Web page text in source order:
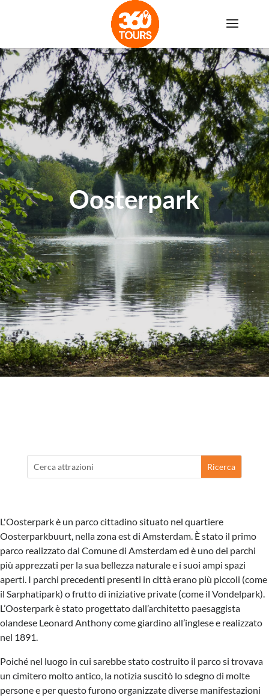
Oosterpark
L'Oosterpark è un parco cittadino situato nel quartiere
Oosterparkbuurt, nella zona est di Amsterdam. È stato il primo
parco realizzato dal Comune di Amsterdam ed è uno dei parchi
più apprezzati per la sua bellezza naturale e i suoi ampi spazi
aperti. I parchi precedenti presenti in città erano più piccoli (come
il Sarphatipark) o frutto di iniziative private (come il Vondelpark).
L’Oosterpark è stato progettato dall’architetto paesaggista
olandese Leonard Anthony come giardino all’inglese e realizzato
nel 1891.
Poiché nel luogo in cui sarebbe stato costruito il parco si trovava
un cimitero molto antico, la notizia suscitò lo sdegno di molte
persone e per questo furono organizzate diverse manifestazioni